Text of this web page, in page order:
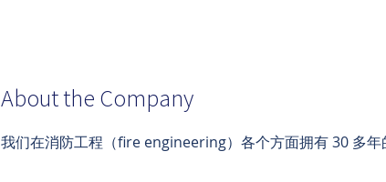
About the Company
我们在消防工程（fire engineering）各个方面拥有 30 多年